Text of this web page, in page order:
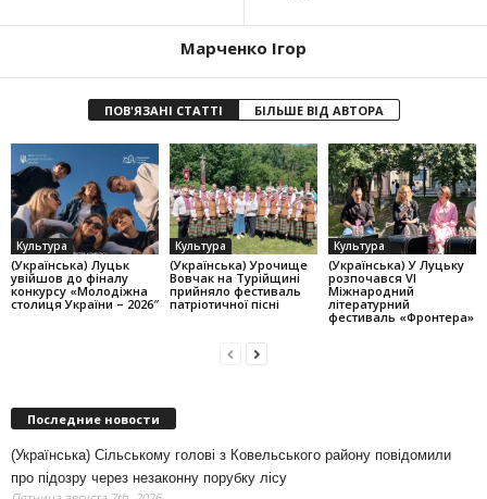
Марченко Ігор
ПОВ'ЯЗАНІ СТАТТІ БІЛЬШЕ ВІД АВТОРА
Культура
(Українська) Луцьк
увійшов до фіналу
конкурсу «Молодіжна
столиця України – 2026″
Культура
(Українська) Урочище
Вовчак на Турійщині
прийняло фестиваль
патріотичної пісні
Культура
(Українська) У Луцьку
розпочався VI
Міжнародний
літературний
фестиваль «Фронтера»
Последние новости
(Українська) Сільському голові з Ковельського району повідомили
про підозру через незаконну порубку лісу